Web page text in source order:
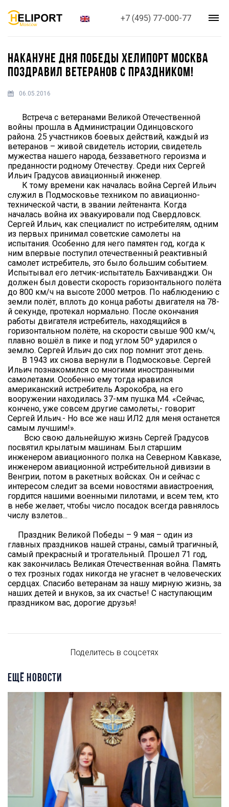
+7 (495) 77-000-77
НАКАНУНЕ ДНЯ ПОБЕДЫ ХЕЛИПОРТ МОСКВА
ПОЗДРАВИЛ ВЕТЕРАНОВ С ПРАЗДНИКОМ!
06.05.2016
Встреча с ветеранами Великой Отечественной
войны прошла в Администрации Одинцовского
района. 25 участников боевых действий, каждый из
ветеранов – живой свидетель истории, свидетель
мужества нашего народа, беззаветного героизма и
преданности родному Отечеству. Среди них Сергей
Ильич Градусов авиационный инженер.
К тому времени как началась война Сергей Ильич
служил в Подмосковье техником по авиационно-
технической части, в звании лейтенанта. Когда
началась война их эвакуировали под Свердловск.
Сергей Ильич, как специалист по истребителям, одним
из первых принимал советские самолеты на
испытания. Особенно для него памятен год, когда к
ним впервые поступил отечественный реактивный
самолет истребитель, это было большим событием.
Испытывал его летчик-испытатель Бахчиванджи. Он
должен был довести скорость горизонтального полёта
до 800 км/ч на высоте 2000 метров. По наблюдению с
земли полёт, вплоть до конца работы двигателя на 78-
й секунде, протекал нормально. После окончания
работы двигателя истребитель, находящийся в
горизонтальном полёте, на скорости свыше 900 км/ч,
плавно вошёл в пике и под углом 50º ударился о
землю. Сергей Ильич до сих пор помнит этот день.
В 1943 их снова вернули в Подмосковье. Сергей
Ильич познакомился со многими иностранными
самолетами. Особенно ему тогда нравился
американский истребитель Аэрокобра, на его
вооружении находилась 37-мм пушка M4. «Сейчас,
кончено, уже совсем другие самолеты,- говорит
Сергей Ильич.- Но все же наш ИЛ2 для меня останется
самым лучшим!».
Всю свою дальнейшую жизнь Сергей Градусов
посвятил крылатым машинам. Был старшим
инженером авиационного полка на Северном Кавказе,
инженером авиационной истребительной дивизии в
Венгрии, потом в ракетных войсках. Он и сейчас с
интересом следит за всеми новостями авиастроения,
гордится нашими военными пилотами, и всем тем, кто
в небе желает, чтобы число посадок всегда равнялось
числу взлетов...
Праздник Великой Победы – 9 мая – один из
главных праздников нашей страны, самый трагичный,
самый прекрасный и трогательный. Прошел 71 год,
как закончилась Великая Отечественная война. Память
о тех грозных годах никогда не угаснет в человеческих
сердцах. Спасибо ветеранам за нашу мирную жизнь, за
наших детей и внуков, за их счастье! С наступающим
праздником вас, дорогие друзья!
Поделитесь в соцсетях
ЕЩЁ НОВОСТИ